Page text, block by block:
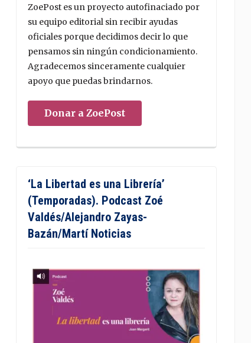
ZoePost es un proyecto autofinaciado por
su equipo editorial sin recibir ayudas
oficiales porque decidimos decir lo que
pensamos sin ningún condicionamiento.
Agradecemos sinceramente cualquier
apoyo que puedas brindarnos.
Donar a ZoePost
‘La Libertad es una Librería’
(Temporadas). Podcast Zoé
Valdés/Alejandro Zayas-
Bazán/Martí Noticias